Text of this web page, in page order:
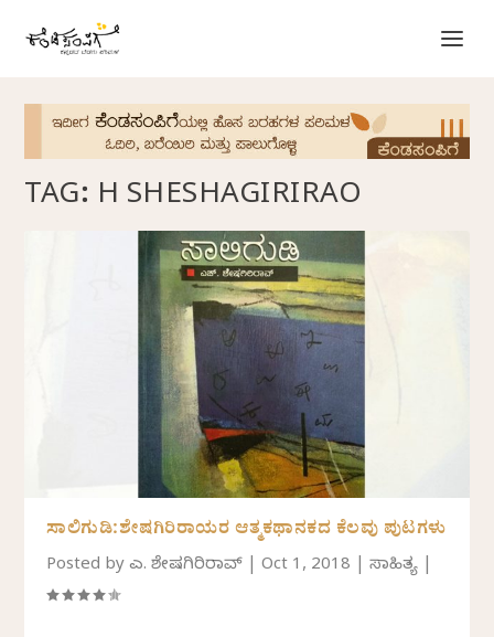
TAG: H SHESHAGIRIRAO
ಸಾಲಿಗುಡಿ:ಶೇಷಗಿರಿರಾಯರ ಆತ್ಮಕಥಾನಕದ ಕೆಲವು ಪುಟಗಳು
Posted byಎಚ್. ಶೇಷಗಿರಿರಾವ್ |Oct 1, 2018 |ಸಾಹಿತ್ಯ